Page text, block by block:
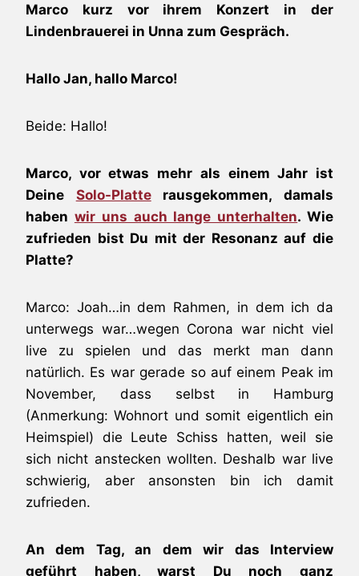
Marco kurz vor ihrem Konzert in der
Lindenbrauerei in Unna zum Gespräch.
Hallo Jan, hallo Marco!
Beide: Hallo!
Marco, vor etwas mehr als einem Jahr ist
Deine Solo-Platterausgekommen, damals
haben wir uns auch lange unterhalten. Wie
zufrieden bist Du mit der Resonanz auf die
Platte?
Marco: Joah…in dem Rahmen, in dem ich da
unterwegs war…wegen Corona war nicht viel
live zu spielen und das merkt man dann
natürlich. Es war gerade so auf einem Peak im
November, dass selbst in Hamburg
(Anmerkung: Wohnort und somit eigentlich ein
Heimspiel) die Leute Schiss hatten, weil sie
sich nicht anstecken wollten. Deshalb war live
schwierig, aber ansonsten bin ich damit
zufrieden.
An dem Tag, an dem wir das Interview
geführt haben, warst Du noch ganz